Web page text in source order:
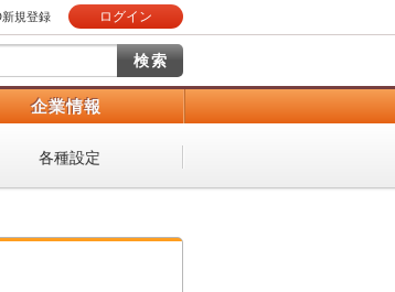
規登録 ログイン
企業情報
各種設定